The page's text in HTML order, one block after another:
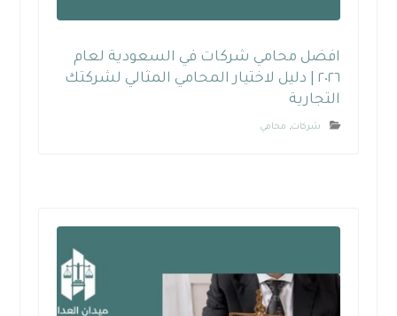
افضل محامي شركات في السعودية لعام
٢٠٢٦ | دليل لاختيار المحامي المثالي لشركتك
التجارية
شركات, محامي